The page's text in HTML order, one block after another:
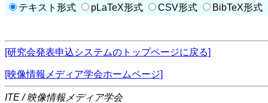
テキスト形式
pLaTeX形式 CSV形式 BibTeX形式
[研究会発表申込システムのトップページに戻る]
[映像情報メディア学会ホームページ]
ITE / 映像情報メディア学会